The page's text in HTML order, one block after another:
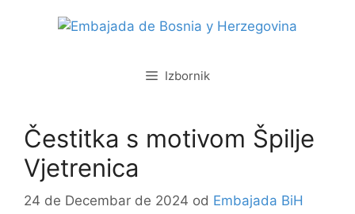
Izbornik
Čestitka s motivom Špilje
Vjetrenica
24 de Decembar de 2024 od Embajada BiH